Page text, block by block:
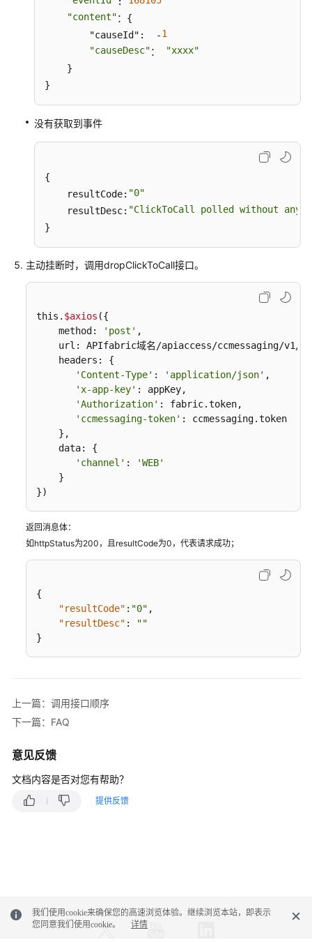
"content"：{
        "causeId":  -
1
"causeDesc"：
"xxxx"
    }
}
没有获取到事件
{
    resultCode:
"0"
    resultDesc:
"ClickToCall polled without any
}
主动挂断时，调用dropClickToCall接口。
this. $axios ({
    method:
'post' ,
url: APIfabric域名/apiaccess/ccmessaging/v1/
    headers: {
'Content-Type' : 'application/json' ,
'x-app-key' : appKey,
'Authorization' : fabric.token,
'ccmessaging-token' : ccmessaging.token
    },
    data: {
'channel' :
'WEB'
    }
})
返回消息体：
如httpStatus为200，且resultCode为0，代表请求成功；
{
"resultCode" : "0" ,
"resultDesc" :
""
}
上一篇：调用接口顺序
下一篇：FAQ
意见反馈
文档内容是否对您有帮助？
提供反馈
我们使用cookie来确保您的高速浏览体验。继续浏览本站，即表示
您同意我们使用cookie。
详情